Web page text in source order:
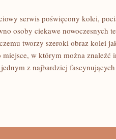
serwis poświęcony kolei,
osoby ciekawe nowoczesnych
tworzy szeroki obraz kolei
miejsce, w którym można znaleźć
z najbardziej